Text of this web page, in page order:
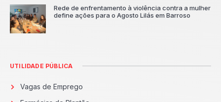
Rede de enfrentamento à violência contra a mulher
define ações para o Agosto Lilás em Barroso
UTILIDADE PÚBLICA
Vagas de Emprego